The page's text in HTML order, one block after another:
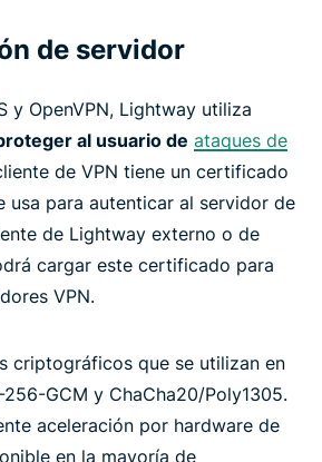
de servidor
y OpenVPN, Lightway utiliza
al usuario de ataques de
de VPN tiene un certificado
usa para autenticar al servidor de
de Lightway externo o de
cargar este certificado para
VPN.
criptográficos que se utilizan en
GCM y ChaCha20/Poly1305.
aceleración por hardware de
en la mayoría de